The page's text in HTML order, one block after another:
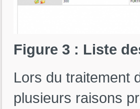
Figure 3 : Liste
Lors du traitement
plusieurs raisons